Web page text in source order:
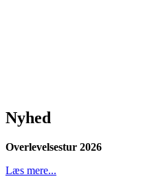
Nyhed
Overlevelsestur 2026
Læs mere...